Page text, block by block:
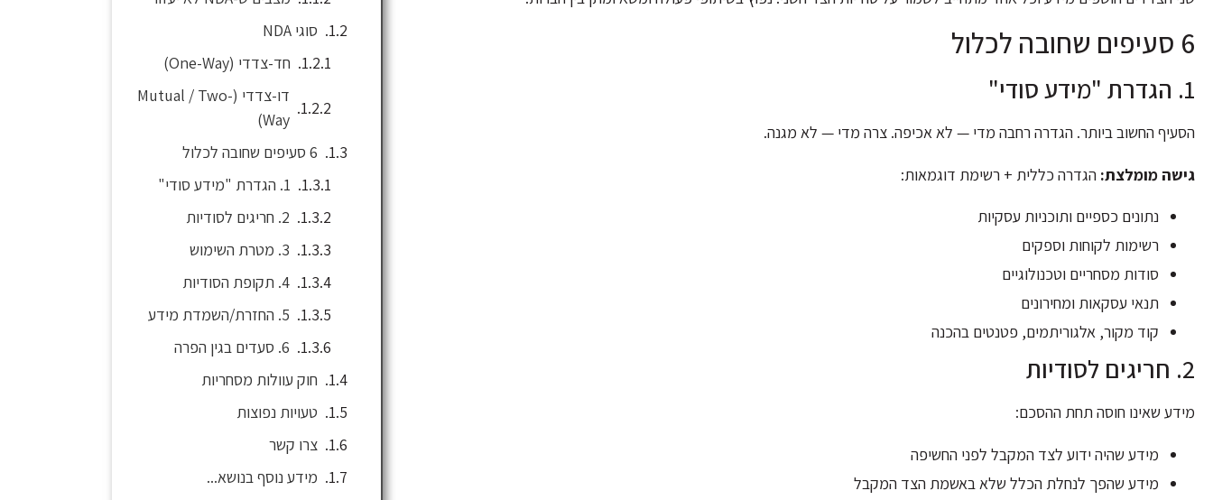
6 סעיפים שחובה לכלול
1. הגדרת "מידע סודי"
הסעיף החשוב ביותר. הגדרה רחבה מדי — לא אכיפה. צרה מדי — לא מגנה.
גישה מומלצת: הגדרה כללית + רשימת דוגמאות:
נתונים כספיים ותוכניות עסקיות
רשימות לקוחות וספקים
סודות מסחריים וטכנולוגיים
תנאי עסקאות ומחירונים
קוד מקור, אלגוריתמים, פטנטים בהכנה
2. חריגים לסודיות
מידע שאינו חוסה תחת ההסכם:
מידע שהיה ידוע לצד המקבל לפני החשיפה
מידע שהפך לנחלת הכלל שלא באשמת הצד המקבל
סוגי NDA
חד-צדדי (One-Way)
דו-צדדי (Mutual / Two-
Way)
6 סעיפים שחובה לכלול
1. הגדרת "מידע סודי"
2. חריגים לסודיות
3. מטרת השימוש
4. תקופת הסודיות
5. החזרת/השמדת מידע
6. סעדים בגין הפרה
חוק עוולות מסחריות
טעויות נפוצות
צרו קשר
מידע נוסף בנושא...